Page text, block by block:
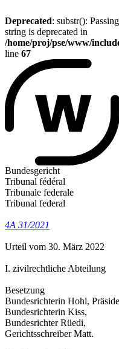
Deprecated: substr():
string is deprecated in
/home/proj/pse/www/
line 67
Bundesgericht
Tribunal fédéral
Tribunale federale
Tribunal federal
4A 31/2021
Urteil vom 30. März 2022
I. zivilrechtliche Abteilung
Besetzung
Bundesrichterin Hohl,
Bundesrichterin Kiss,
Bundesrichter Rüedi,
Gerichtsschreiber Matt.